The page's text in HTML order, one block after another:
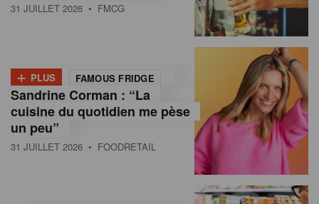
o
m
a
31 JUILLET 2026 • FMCG
+ PLUS FAMOUS FRIDGE
Sandrine Corman : “La
cuisine du quotidien me pèse
un peu”
31 JUILLET 2026 • FOODRETAIL